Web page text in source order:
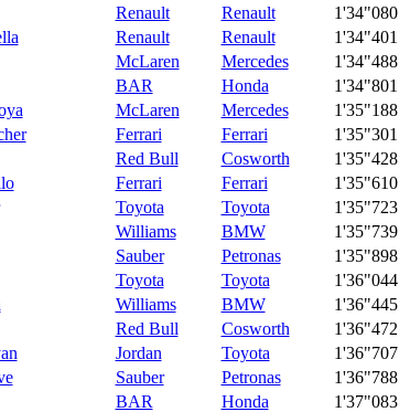
Renault Renault 1'34"080
Renault Renault 1'34"401
McLaren Mercedes 1'34"488
BAR Honda 1'34"801
McLaren Mercedes 1'35"188
Ferrari Ferrari 1'35"301
Red Bull Cosworth 1'35"428
Ferrari Ferrari 1'35"610
Toyota Toyota 1'35"723
Williams BMW 1'35"739
Sauber Petronas 1'35"898
Toyota Toyota 1'36"044
Williams BMW 1'36"445
Red Bull Cosworth 1'36"472
Jordan Toyota 1'36"707
Sauber Petronas 1'36"788
BAR Honda 1'37"083